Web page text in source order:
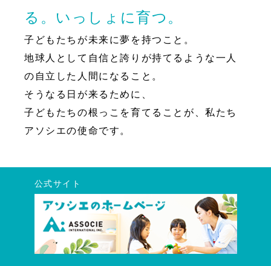
る。いっしょに育つ。
子どもたちが未来に夢を持つこと。
地球人として自信と誇りが持てるような一人
の自立した人間になること。
そうなる日が来るために、
子どもたちの根っこを育てることが、私たち
アソシエの使命です。
公式サイト